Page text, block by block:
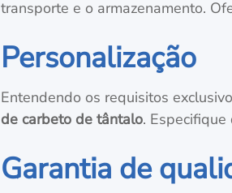
transporte e o armazenamento.
Personalização
Entendendo os requisitos
de carbeto de tântalo.
Garantia de